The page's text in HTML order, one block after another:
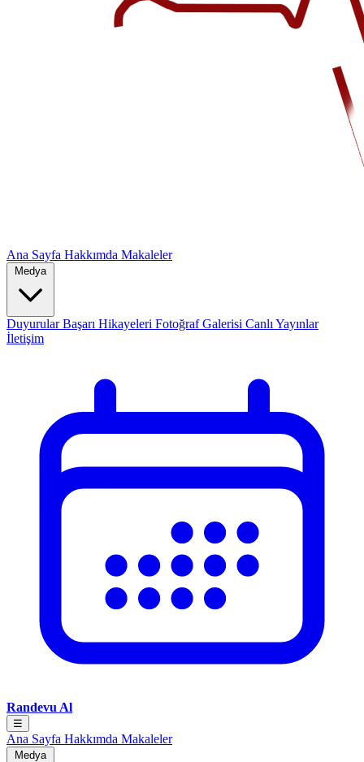
Ana Sayfa Hakkımda Makaleler
Medya
DuyurularBaşarı Hikayeleri Fotoğraf Galerisi Canlı Yayınlar
İletişim
Randevu Al
☰
Ana Sayfa Hakkımda Makaleler
Medya